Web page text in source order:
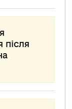
після